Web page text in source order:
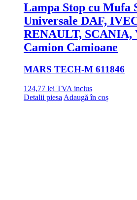
Lampa Stop cu Mufa
Universale DAF,
RENAULT, SCANIA,
Camion Camioane
MARS TECH-M 611846
124,77 lei TVA inclus
Detalii piesa Adaugă în coș